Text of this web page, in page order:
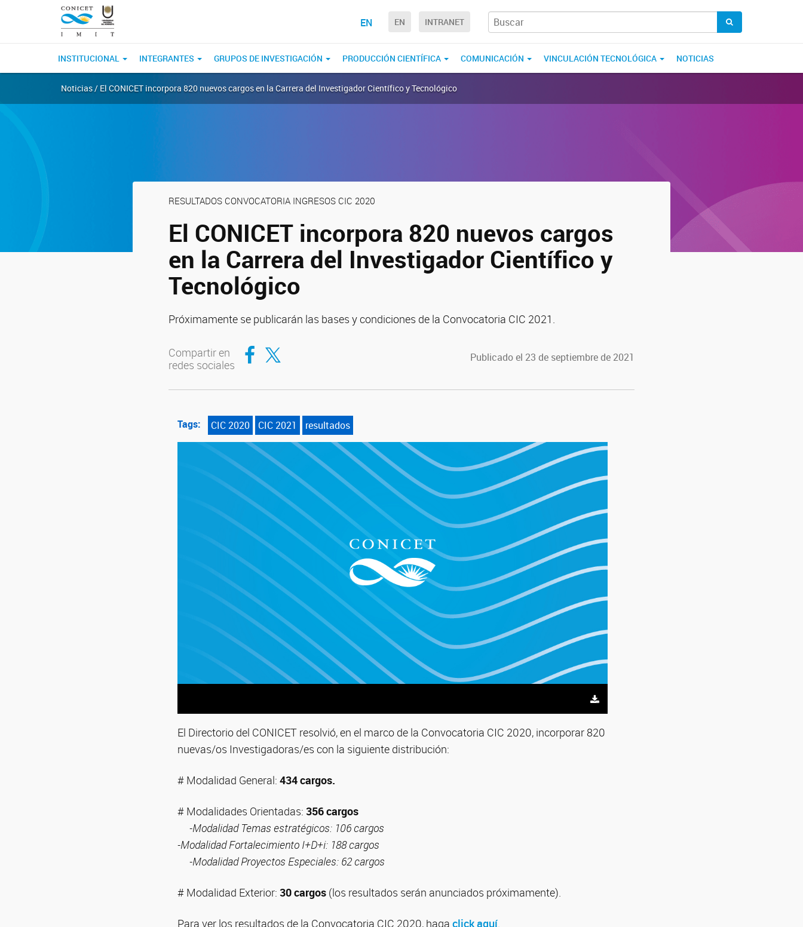
EN EN INTRANET
INSTITUCIONAL INTEGRANTES GRUPOS DE INVESTIGACIÓN PRODUCCIÓN CIENTÍFICA COMUNICACIÓN VINCULACIÓN TECNOLÓGICA NOTICIAS
Noticias / El CONICET incorpora 820 nuevos cargos en la Carrera del Investigador Científico y Tecnológico
RESULTADOS CONVOCATORIA INGRESOS CIC 2020
El CONICET incorpora 820 nuevos cargos
en la Carrera del Investigador Científico y
Tecnológico
Próximamente se publicarán las bases y condiciones de la Convocatoria CIC 2021.
Compartir en
redes sociales
Compartir en Facebook
Compartir en Twitter Publicado el 23 de septiembre de 2021
Tags: CIC 2020 CIC 2021 resultados
El Directorio del CONICET resolvió, en el marco de la Convocatoria CIC 2020, incorporar 820
nuevas/os Investigadoras/es con la siguiente distribución:
# Modalidad General: 434 cargos.
# Modalidades Orientadas: 356 cargos
-Modalidad Temas estratégicos: 106 cargos
-Modalidad Fortalecimiento I+D+i: 188 cargos
-Modalidad Proyectos Especiales: 62 cargos
# Modalidad Exterior: 30 cargos (los resultados serán anunciados próximamente).
Para ver los resultados de la Convocatoria CIC 2020, haga click aquí.